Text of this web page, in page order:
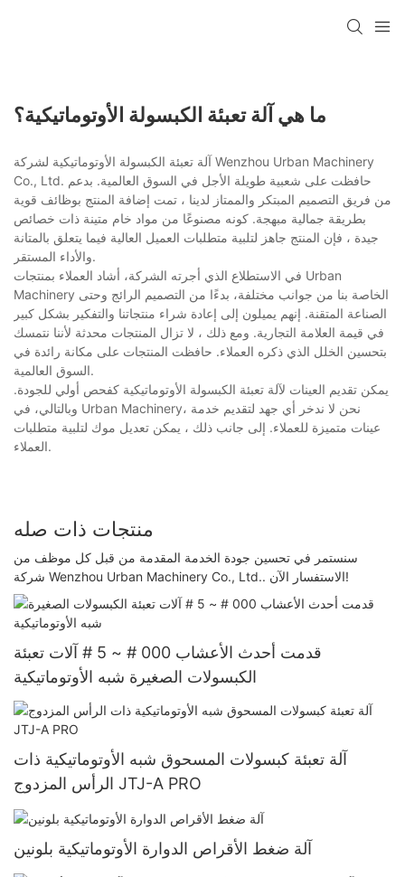
ما هي آلة تعبئة الكبسولة الأوتوماتيكية؟
آلة تعبئة الكبسولة الأوتوماتيكية لشركة Wenzhou Urban Machinery
Co., Ltd. حافظت على شعبية طويلة الأجل في السوق العالمية. بدعم
من فريق التصميم المبتكر والممتاز لدينا ، تمت إضافة المنتج بوظائف قوية
بطريقة جمالية مبهجة. كونه مصنوعًا من مواد خام متينة ذات خصائص
جيدة ، فإن المنتج جاهز لتلبية متطلبات العميل العالية فيما يتعلق بالمتانة
والأداء المستقر.
في الاستطلاع الذي أجرته الشركة، أشاد العملاء بمنتجات Urban
Machinery الخاصة بنا من جوانب مختلفة، بدءًا من التصميم الرائج وحتى
الصناعة المتقنة. إنهم يميلون إلى إعادة شراء منتجاتنا والتفكير بشكل كبير
في قيمة العلامة التجارية. ومع ذلك ، لا تزال المنتجات محدثة لأننا نتمسك
بتحسين الخلل الذي ذكره العملاء. حافظت المنتجات على مكانة رائدة في
السوق العالمية.
يمكن تقديم العينات لآلة تعبئة الكبسولة الأوتوماتيكية كفحص أولي للجودة.
وبالتالي، في Urban Machinery، نحن لا ندخر أي جهد لتقديم خدمة
عينات متميزة للعملاء. إلى جانب ذلك ، يمكن تعديل موك لتلبية متطلبات
العملاء.
منتجات ذات صله
سنستمر في تحسين جودة الخدمة المقدمة من قبل كل موظف من
شركة Wenzhou Urban Machinery Co., Ltd.. الاستفسار الآن!
قدمت أحدث الأعشاب 000 # ~ 5 # آلات تعبئة
الكبسولات الصغيرة شبه الأوتوماتيكية
آلة تعبئة كبسولات المسحوق شبه الأوتوماتيكية ذات
الرأس المزدوج JTJ-A PRO
آلة ضغط الأقراص الدوارة الأوتوماتيكية بلونين